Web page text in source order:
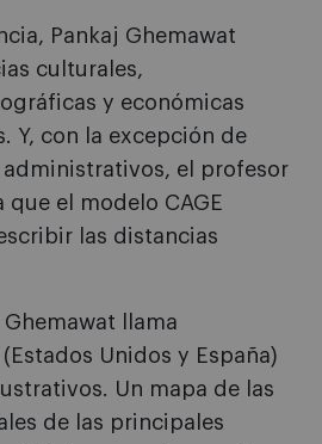
Pankaj Ghemawat
culturales,
y económicas
Y, con la excepción de
el profesor
que el modelo CAGE
las distancias
Ghemawat llama
Unidos y España)
Un mapa de las
de las principales